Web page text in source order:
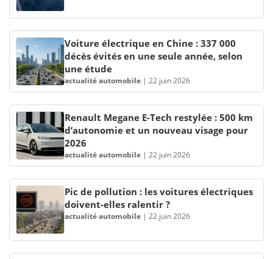
Voiture électrique en Chine : 337 000
décès évités en une seule année, selon
une étude
actualité automobile | 22 juin 2026
Renault Megane E-Tech restylée : 500 km
d’autonomie et un nouveau visage pour
2026
actualité automobile | 22 juin 2026
Pic de pollution : les voitures électriques
doivent-elles ralentir ?
actualité automobile | 22 juin 2026